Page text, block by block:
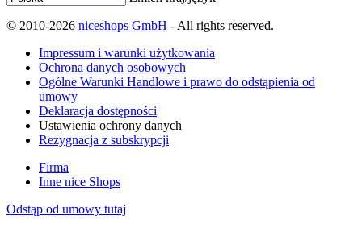
© 2010-2026 niceshops GmbH - All rights reserved.
Impressum i warunki użytkowania
Ochrona danych osobowych
Ogólne Warunki Handlowe i prawo do odstąpienia od
umowy
Deklaracja dostępności
Ustawienia ochrony danych
Rezygnacja z subskrypcji
Firma
Inne nice Shops
Odstąp od umowy tutaj